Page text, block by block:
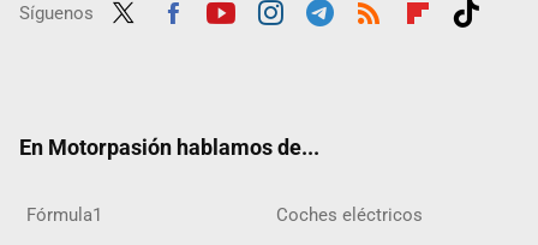
Síguenos
En Motorpasión hablamos de...
Fórmula1 Coches eléctricos